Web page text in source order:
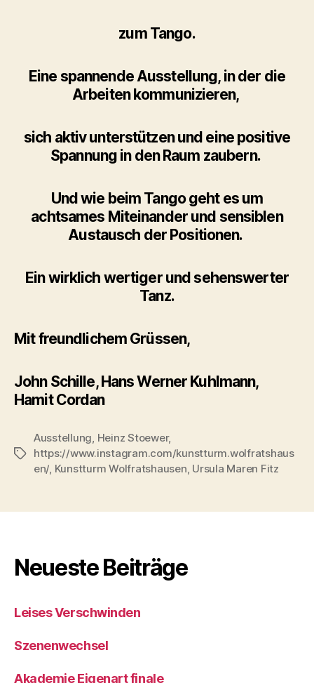
zum Tango.
Eine spannende Ausstellung, in der die
Arbeiten kommunizieren,
sich aktiv unterstützen und eine positive
Spannung in den Raum zaubern.
Und wie beim Tango geht es um
achtsames Miteinander und sensiblen
Austausch der Positionen.
Ein wirklich wertiger und sehenswerter
Tanz.
Mit freundlichem Grüssen,
John Schille, Hans Werner Kuhlmann,
Hamit Cordan
Schlagwörter
Ausstellung Heinz Stoewer,
https://www.instagram.com/kunstturm.wolfratshaus
en/ Kunstturm Wolfratshausen Ursula Maren Fitz
Neueste Beiträge
Leises Verschwinden
Szenenwechsel
Akademie Eigenart finale